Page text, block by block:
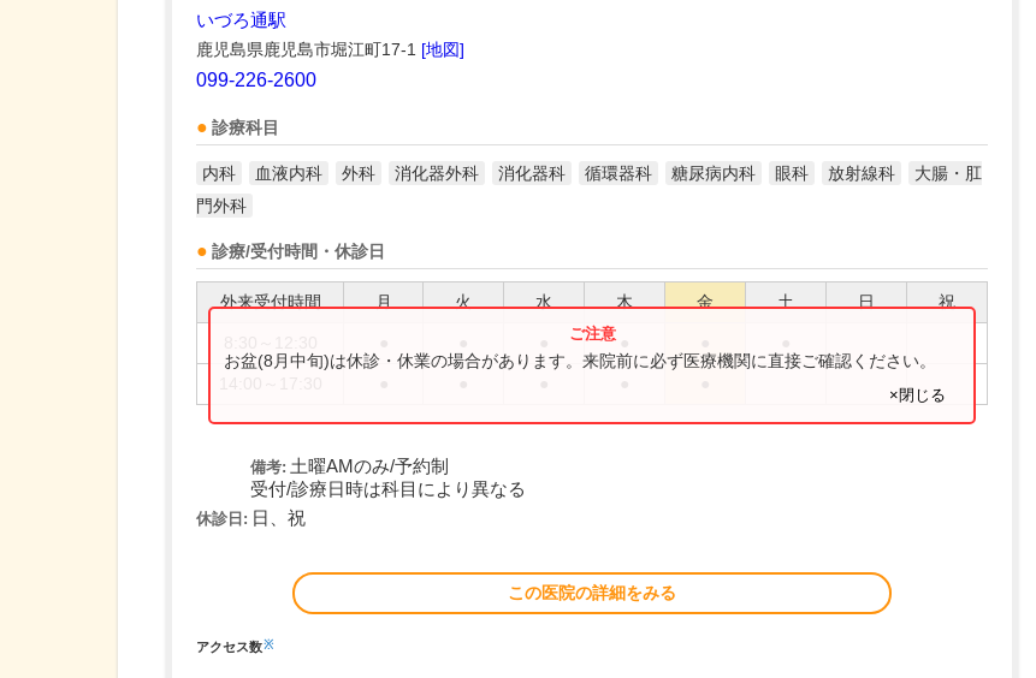
いづろ通駅
鹿児島県鹿児島市堀江町17-1 [地図]
099-226-2600
診療科目
内科 血液内科 外科 消化器外科 消化器科 循環器科 糖尿病内科 眼科 放射線科
大腸・肛
門外科
診療/受付時間・休診日
外来受付時間 月 火 水 木 金 土 日 祝
お盆(8月中旬)は休診・休業の場合があります。来院前に必ず医療機関に直接ご確認ください。
×閉じる
備考: 土曜AMのみ/予約制
受付/診療日時は科目により異なる
休診日: 日、祝
この医院の詳細をみる
アクセス数※